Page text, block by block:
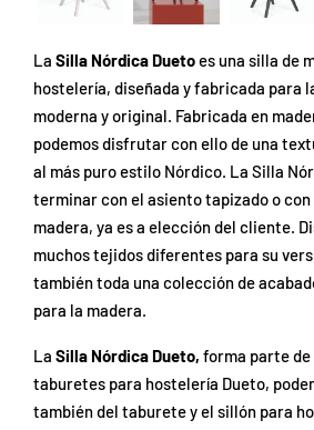
La Silla Nórdica Duetoes una silla de
hostelería, diseñada y fabricada para
moderna y original. Fabricada en
podemos disfrutar con ello de una
al más puro estilo Nórdico. La Silla
terminar con el asiento tapizado o
madera, ya es a elección del cliente.
muchos tejidos diferentes para su
también toda una colección de
para la madera.
La Silla Nórdica Dueto, forma parte
taburetes para hostelería Dueto,
también del taburete y el sillón para